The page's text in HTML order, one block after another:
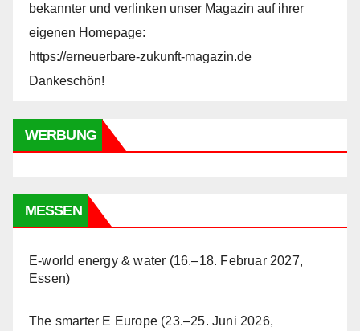
bekannter und verlinken unser Magazin auf ihrer
eigenen Homepage:
https://erneuerbare-zukunft-magazin.de
Dankeschön!
WERBUNG
MESSEN
E-world energy & water (16.–18. Februar 2027,
Essen)
The smarter E Europe (23.–25. Juni 2026,